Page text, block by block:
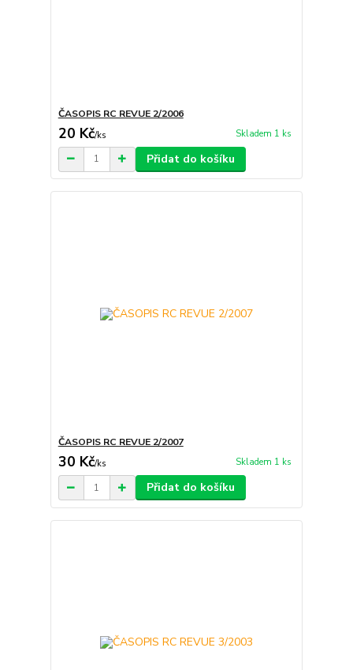
ČASOPIS RC REVUE 2/2006
20 Kč/ks Skladem 1 ks
Přidat do košíku
ČASOPIS RC REVUE 2/2007
30 Kč/ks Skladem 1 ks
Přidat do košíku